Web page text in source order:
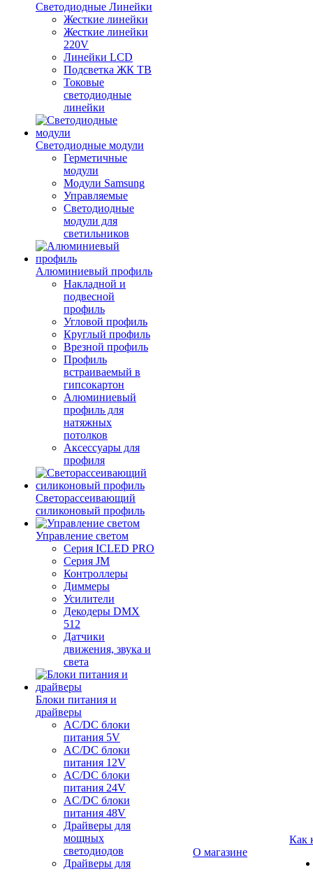
Светодиодные Линейки
Жесткие линейки
Жесткие линейки
220V
Линейки LCD
Подсветка ЖК ТВ
Токовые
светодиодные
линейки
Светодиодные модули
Герметичные
модули
Модули Samsung
Управляемые
Светодиодные
модули для
светильников
Алюминиевый профиль
Накладной и
подвесной
профиль
Угловой профиль
Круглый профиль
Врезной профиль
Профиль
встраиваемый в
гипсокартон
Алюминиевый
профиль для
натяжных
потолков
Аксессуары для
профиля
Светорассеивающий
силиконовый профиль
Управление светом
Серия ICLED PRO
Серия JM
Контроллеры
Диммеры
Усилители
Декодеры DMX
512
Датчики
движения, звука и
света
Блоки питания и
драйверы
AC/DC блоки
питания 5V
AC/DC блоки
питания 12V
AC/DC блоки
питания 24V
AC/DC блоки
питания 48V
Драйверы для
мощных
светодиодов
Драйверы для
О магазине
Как